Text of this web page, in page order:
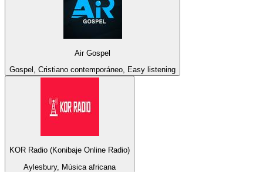
Air Gospel
Gospel, Cristiano contemporáneo, Easy listening
KOR Radio (Konibaje Online Radio)
Aylesbury, Música africana